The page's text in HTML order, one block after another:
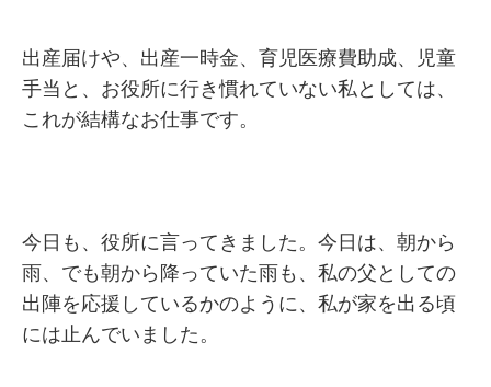
出産届けや、出産一時金、育児医療費助成、児童
手当と、お役所に行き慣れていない私としては、
これが結構なお仕事です。
今日も、役所に言ってきました。今日は、朝から
雨、でも朝から降っていた雨も、私の父としての
出陣を応援しているかのように、私が家を出る頃
には止んでいました。